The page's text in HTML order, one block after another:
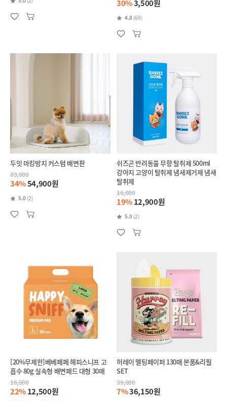
30%3,500원
4.8 (69)
두잇 마킹방지 커스텀 배변판
83,000
34%54,900원
5.0 (2)
쉬즈곤 반려동물 무향 탈취제 500ml
강아지 고양이 탈취제 냄새제거제 냄새
탈취제
16,000
19%12,900원
5.0 (2)
[20%무제한]베베페페 해피스니프 고
흡수 80g 실속형 배변패드 대형 30매
16,000
22%12,500원
허레이 멜팅페이퍼 130매 본품&리필
SET
39,000
7%36,150원